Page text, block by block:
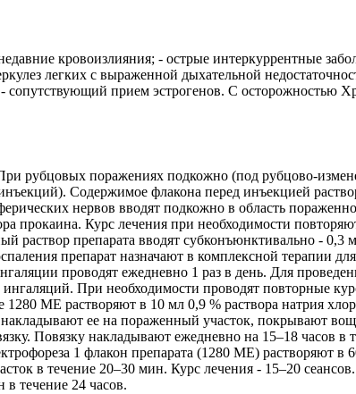
кровоизлияния; - острые интеркуррентные
легких с выраженной дыхательной
сопутствующий прием эстрогенов. С осторожностью
рубцовых поражениях подкожно (под рубцово-
Содержимое флакона перед инъекцией
нервов вводят подкожно в область
прокаина. Курс лечения при необходимости
препарата вводят субконъюнктивально - 0,3
препарат назначают в комплексной терапии
проводят ежедневно 1 раз в день. Для
ингаляций. При необходимости проводят повторные
МЕ растворяют в 10 мл 0,9 % раствора натрия
ее на пораженный участок, покрывают
Повязку накладывают ежедневно на 15–18 часов
1 флакон препарата (1280 МЕ) растворяют
в течение 20–30 мин. Курс лечения - 15–20
в течение 24 часов.